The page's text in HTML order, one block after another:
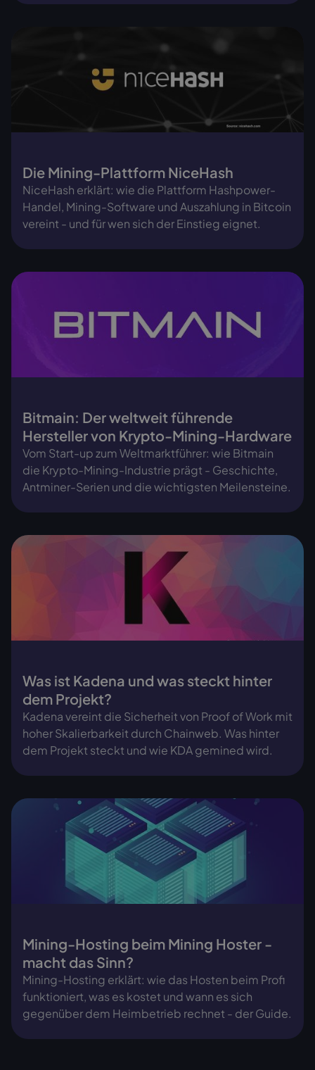
Die Mining-Plattform NiceHash
NiceHash erklärt: wie die Plattform Hashpower-
Handel, Mining-Software und Auszahlung in Bitcoin
vereint - und für wen sich der Einstieg eignet.
Bitmain: Der weltweit führende
Hersteller von Krypto-Mining-Hardware
Vom Start-up zum Weltmarktführer: wie Bitmain
die Krypto-Mining-Industrie prägt - Geschichte,
Antminer-Serien und die wichtigsten Meilensteine.
Was ist Kadena und was steckt hinter
dem Projekt?
Kadena vereint die Sicherheit von Proof of Work mit
hoher Skalierbarkeit durch Chainweb. Was hinter
dem Projekt steckt und wie KDA gemined wird.
Mining-Hosting beim Mining Hoster -
macht das Sinn?
Mining-Hosting erklärt: wie das Hosten beim Profi
funktioniert, was es kostet und wann es sich
gegenüber dem Heimbetrieb rechnet - der Guide.